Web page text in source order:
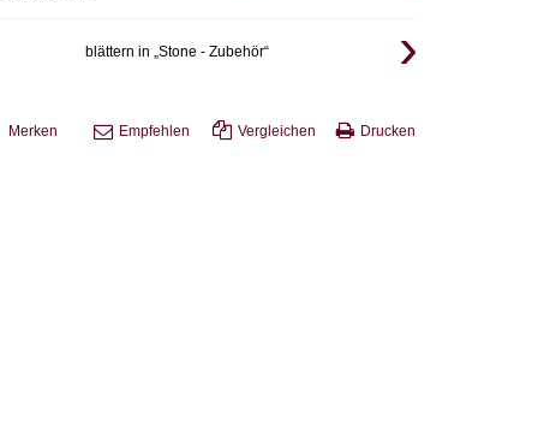
blättern in „Stone - Zubehör“
Merken Empfehlen Vergleichen Drucken